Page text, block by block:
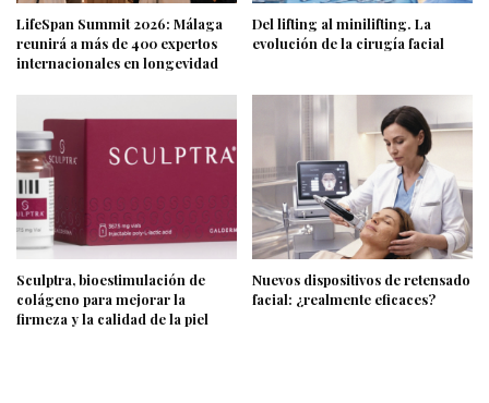
LifeSpan Summit 2026: Málaga
reunirá a más de 400 expertos
internacionales en longevidad
Del lifting al minilifting. La
evolución de la cirugía facial
Sculptra, bioestimulación de
colágeno para mejorar la
firmeza y la calidad de la piel
Nuevos dispositivos de retensado
facial: ¿realmente eficaces?